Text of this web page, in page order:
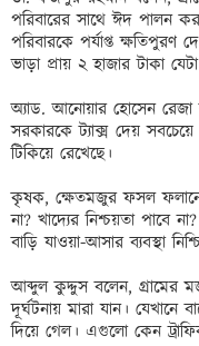
পরিবারের সাথে ঈদ পালন
পরিবারকে পর্যাপ্ত
ভাড়া প্রায় ২ হাজার টাকা
অ্যাড. আনোয়ার হোসেন রেজা
সরকারকে ট্যাক্স দেয়
টিকিয়ে রেখেছে।
কৃষক, ক্ষেতমজুর ফসল
না? খাদ্যের নিশ্চয়তা পাবে
বাড়ি যাওয়া-আসার ব্যবস্থা
আব্দুল কুদ্দুস বলেন, গ্রামের
দূর্ঘটনায় মারা যান।
দিয়ে গেল। এগুলো কেন